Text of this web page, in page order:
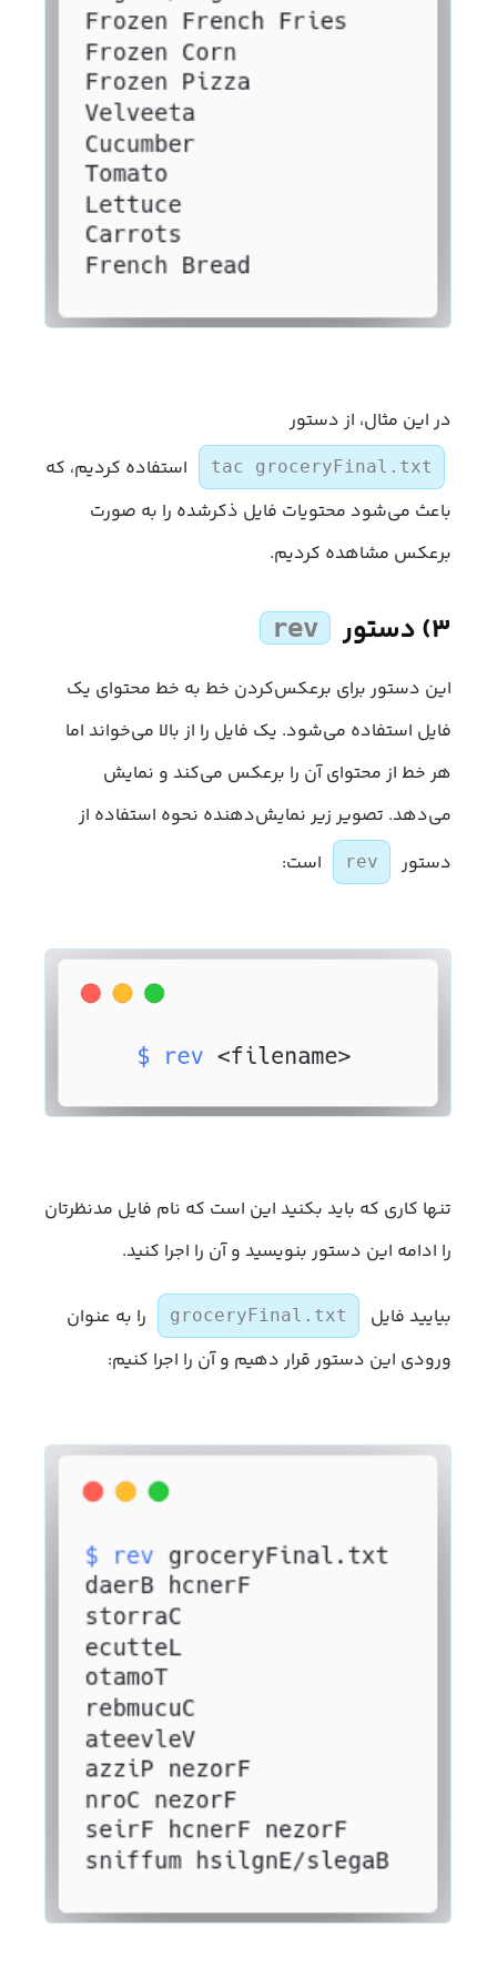
در این مثال، از دستور
tac groceryFinal.txt
استفاده کردیم، که
باعث می‌شود محتویات فایل ذکرشده را به صورت
برعکس مشاهده کردیم.
۳) دستور rev
این دستور برای برعکس‌کردن خط به خط محتوای یک
فایل استفاده می‌شود. یک فایل را از بالا می‌خواند اما
هر خط از محتوای آن را برعکس می‌کند و نمایش
می‌دهد. تصویر زیر نمایش‌دهنده نحوه استفاده از
دستور
rev است:
تنها کاری که باید بکنید این است که نام فایل مدنظرتان
را ادامه این دستور بنویسید و آن را اجرا کنید.
بیایید فایل groceryFinal.txt
را به عنوان
ورودی این دستور قرار دهیم و آن را اجرا کنیم: